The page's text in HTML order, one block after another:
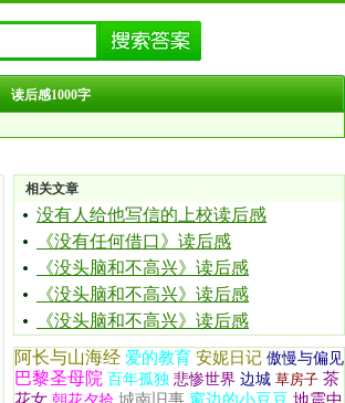
读后感1000字
相关文章
没有人给他写信的上校读后感
《没有任何借口》读后感
《没头脑和不高兴》读后感
《没头脑和不高兴》读后感
《没头脑和不高兴》读后感
阿长与山海经 爱的教育 安妮日记 傲慢与偏见
巴黎圣母院 百年孤独 悲惨世界 边城 草房子 茶